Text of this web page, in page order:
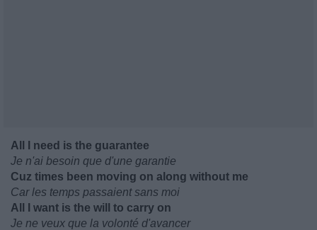
All I need is the guarantee
Je n'ai besoin que d'une garantie
Cuz times been moving on along without me
Car les temps passaient sans moi
All I want is the will to carry on
Je ne veux que la volonté d'avancer